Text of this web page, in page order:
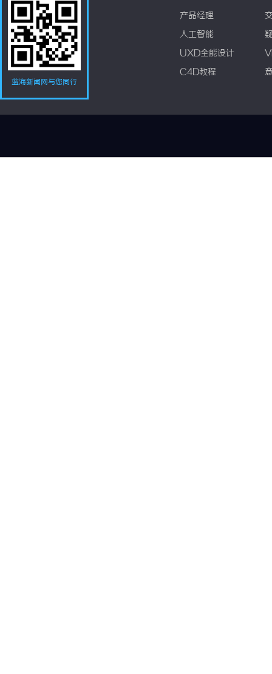
蓝海新闻网与您同行
产品经理
人工智能
UXD全能设计
C4D教程